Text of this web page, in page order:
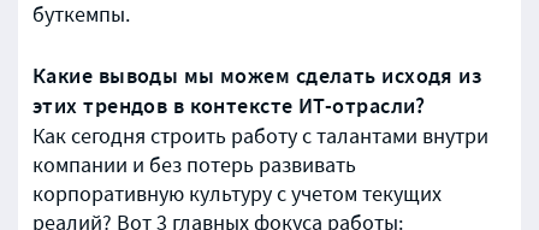
буткемпы.
Какие выводы мы можем сделать исходя из
этих трендов в контексте ИТ-отрасли?
Как сегодня строить работу с талантами внутри
компании и без потерь развивать
корпоративную культуру с учетом текущих
реалий? Вот 3 главных фокуса работы: